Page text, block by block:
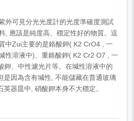
外可見分光光度計的光度準確度測試
, 應該是純度高、穩定性好的物質。這
中Zui主要的是鉻酸鉀( K2 CrO4 , 一
性溶液中)、重鉻酸鉀( K2 Cr2 O7 , 一
鉀、中性濾光片等。在堿性溶液中的
是因為含有堿性, 不能儲藏在普通玻璃
器皿中, 硝酸鉀本身不大穩定。